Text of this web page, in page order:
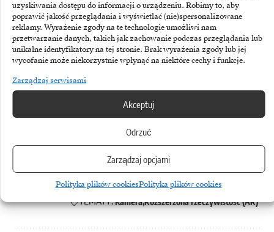
uzyskiwania dostępu do informacji o urządzeniu. Robimy to, aby
poprawić jakość przeglądania i wyświetlać (nie)spersonalizowane
reklamy. Wyrażenie zgody na te technologie umożliwi nam
przetwarzanie danych, takich jak zachowanie podczas przeglądania lub
unikalne identyfikatory na tej stronie. Brak wyrażenia zgody lub jej
wycofanie może niekorzystnie wpłynąć na niektóre cechy i funkcje.
Zarządzaj serwisami
Akceptuj
Odrzuć
Zarządzaj opcjami
Polityka plików cookiesPolityka plików cookies
zbudowany przez agencjęlunx.xyz
! Jeśli rozważacie
nad wykorzystaniem WebAR
w waszym przedsięwzięciu i macie
pytania, napiszcie do nas – chętnie
doradzimy i pomożemy wybrać
najlepszą opcję dla was.
TEMATY:KameraRozszerzona rzeczywistość (AR)